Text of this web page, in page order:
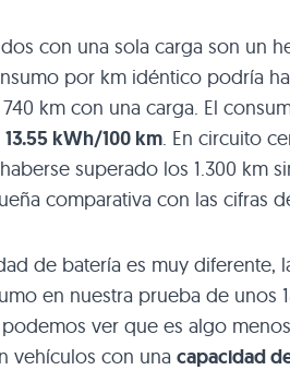
con una sola carga son un
por km idéntico podría
km con una carga. El
13.55 kWh/100 km . En circuito
superado los 1.300 km
comparativa con las cifras
de batería es muy diferente,
en nuestra prueba de unos
ver que es algo
vehículos con una capacidad